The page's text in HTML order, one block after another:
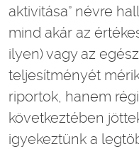
aktivitása” névre
mind akár az
ilyen) vagy az
teljesítményét
riportok, hanem
következtében
igyekeztünk a